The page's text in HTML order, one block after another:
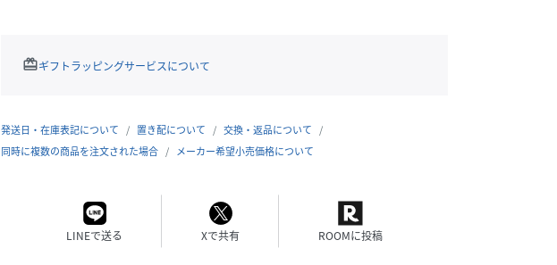
redeemギフトラッピングサービスについて
発送日・在庫表記について 置き配について
交換・返品について
同時に複数の商品を注文された場合
メーカー希望小売価格について
LINEで送る Xで共有 ROOMに投稿